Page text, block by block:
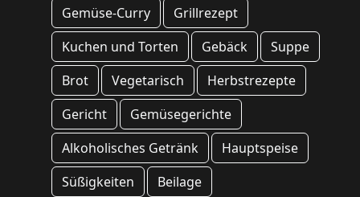
Gemüse-Curry
Grillrezept
Kuchen und Torten
Gebäck
Suppe
Brot
Vegetarisch
Herbstrezepte
Gericht
Gemüsegerichte
Alkoholisches Getränk
Hauptspeise
Süßigkeiten
Beilage